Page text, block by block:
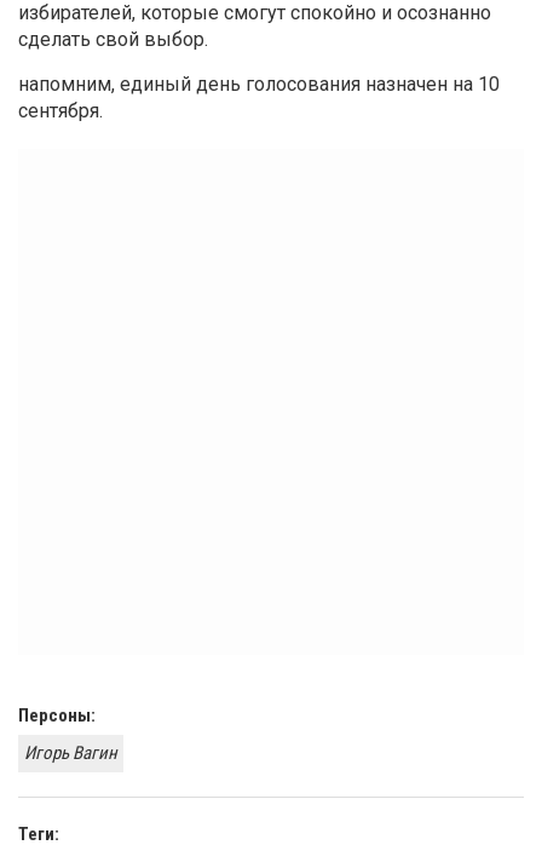
избирателей, которые смогут спокойно и осознанно
сделать свой выбор.
напомним, единый день голосования назначен на 10
сентября.
Персоны:
Игорь Вагин
Теги: